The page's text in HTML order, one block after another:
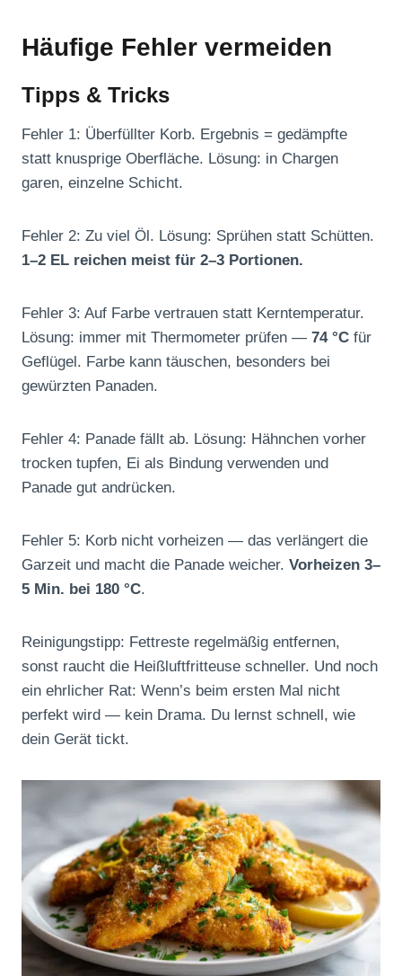
Häufige Fehler vermeiden
Tipps & Tricks
Fehler 1: Überfüllter Korb. Ergebnis = gedämpfte
statt knusprige Oberfläche. Lösung: in Chargen
garen, einzelne Schicht.
Fehler 2: Zu viel Öl. Lösung: Sprühen statt Schütten.
1–2 EL reichen meist für 2–3 Portionen.
Fehler 3: Auf Farbe vertrauen statt Kerntemperatur.
Lösung: immer mit Thermometer prüfen — 74 °C für
Geflügel. Farbe kann täuschen, besonders bei
gewürzten Panaden.
Fehler 4: Panade fällt ab. Lösung: Hähnchen vorher
trocken tupfen, Ei als Bindung verwenden und
Panade gut andrücken.
Fehler 5: Korb nicht vorheizen — das verlängert die
Garzeit und macht die Panade weicher. Vorheizen 3–
5 Min. bei 180 °C.
Reinigungstipp: Fettreste regelmäßig entfernen,
sonst raucht die Heißluftfritteuse schneller. Und noch
ein ehrlicher Rat: Wenn’s beim ersten Mal nicht
perfekt wird — kein Drama. Du lernst schnell, wie
dein Gerät tickt.